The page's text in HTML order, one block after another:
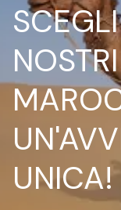
UNICA!